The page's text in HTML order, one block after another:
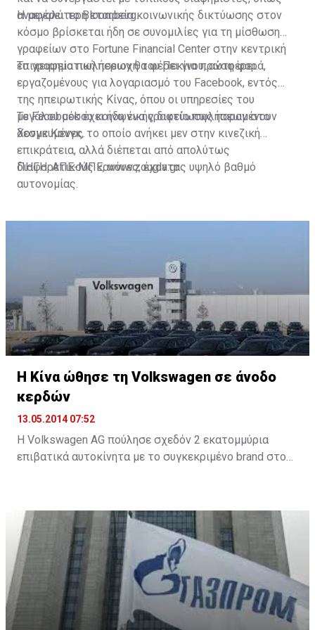
αναφέρει το Bloomberg.
Η μεγαλύτερη εταιρεία κοινωνικής δικτύωσης στον
κόσμο βρίσκεται ήδη σε συνομιλίες για τη μίσθωση
γραφείων στο Fortune Financial Center στην κεντρική
επιχειρηματική περιοχή του Πεκίνου, αναφέρει.
Το γραφείο πωλήσεων θα φέρει για πρώτη φορά,
εργαζομένους για λογαριασμό του Facebook, εντός
της ηπειρωτικής Κίνας, όπου οι υπηρεσίες του
μεγάλου μέσου κοινωνικής δικτύωσης παραμένουν
δεσμευμένες.
Το Facebook έχει ήδη ένα γραφείο πωλήσεων στο
Χονγκ Κονγκ, το οποίο ανήκει μεν στην κινεζική
επικράτεια, αλλά διέπεται από απολύτως
διαφορετικούς κανόνες, έχοντας υψηλό βαθμό
αυτονομίας.
ΠΗΓΗ: ΑΠΕ-ΜΠΕ, www.zougla.gr
Η Κίνα ώθησε τη Volkswagen σε άνοδο
κερδών
13.05.2014 07:52
Η Volkswagen AG πούλησε σχεδόν 2 εκατομμύρια
επιβατικά αυτοκίνητα με το συγκεκριμένο brand στους
Βραζιλία.
Ο μεγαλύτερος όμιλος αυτοκινήτων της Ευρώπης
ανακοίνωσε σήμερα ότι οι πωλήσεις στην Κίνα
αυξήθηκαν σχεδόν 18% στα 921.400 οχήματα στους
πρώτους τέσσερις μήνες μέχρι το τέλος Απριλίου.
Στην Ευρώπη, οι πωλήσεις επιβατικών αυτοκινήτων